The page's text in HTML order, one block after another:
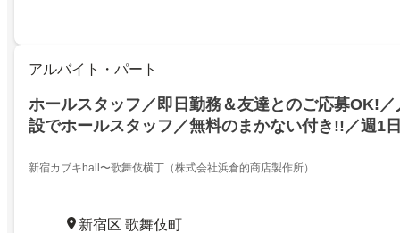
アルバイト・パート
ホールスタッフ／即日勤務＆友達とのご応募OK!
設でホールスタッフ／無料のまかない付き!!／週1
新宿カブキhall〜歌舞伎横丁（株式会社浜倉的商店製作所）
新宿区 歌舞伎町